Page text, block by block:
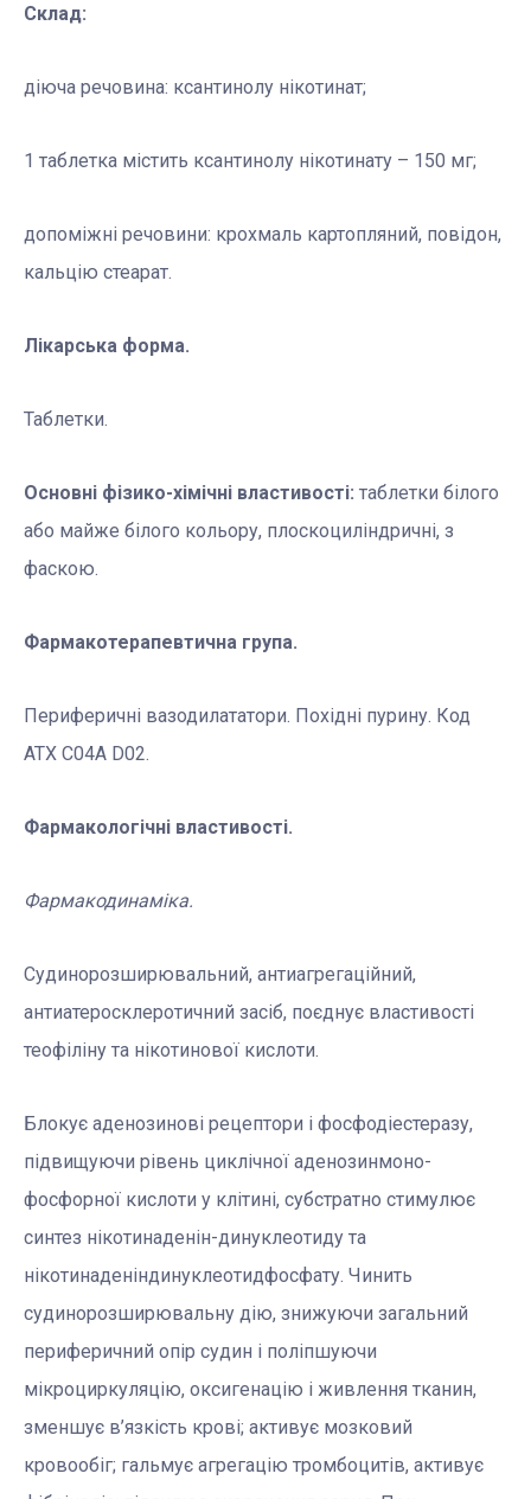
Склад:
діюча речовина: ксантинолу нікотинат;
1 таблетка містить ксантинолу нікотинату – 150 мг;
допоміжні речовини: крохмаль картопляний, повідон,
кальцію стеарат.
Лікарська форма.
Таблетки.
Основні фізико-хімічні властивості: таблетки білого
або майже білого кольору, плоскоциліндричні, з
фаскою.
Фармакотерапевтична група.
Периферичні вазодилататори. Похідні пурину. Код
АТХ C04A D02.
Фармакологічні властивості.
Фармакодинаміка.
Судинорозширювальний, антиагрегаційний,
антиатеросклеротичний засіб, поєднує властивості
теофіліну та нікотинової кислоти.
Блокує аденозинові рецептори і фосфодіестеразу,
підвищуючи рівень циклічної аденозинмоно-
фосфорної кислоти у клітині, субстратно стимулює
синтез нікотинаденін-динуклеотиду та
нікотинаденіндинуклеотидфосфату. Чинить
судинорозширювальну дію, знижуючи загальний
периферичний опір судин і поліпшуючи
мікроциркуляцію, оксигенацію і живлення тканин,
зменшує в’язкість крові; активує мозковий
кровообіг; гальмує агрегацію тромбоцитів, активує